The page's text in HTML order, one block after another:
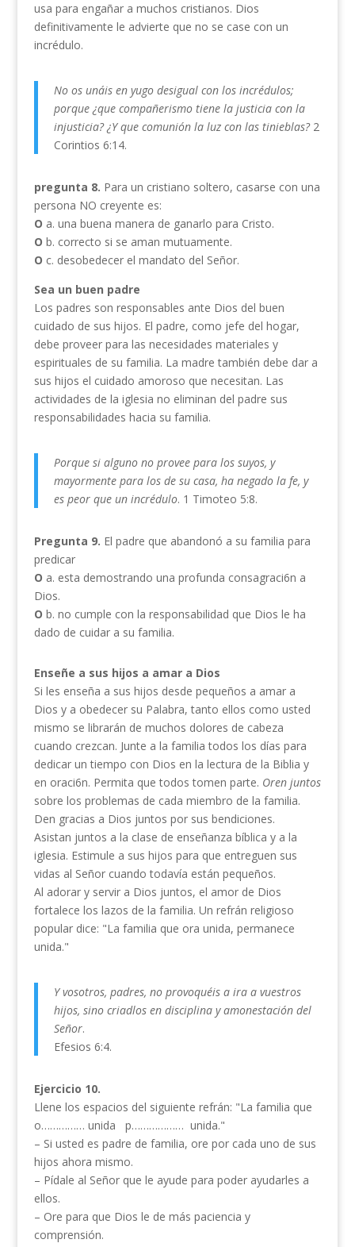
usa para engañar a muchos cristianos. Dios
definitivamente le advierte que no se case con un
incrédulo.
No os unáis en yugo desigual con los incrédulos;
porque ¿que compañerismo tiene la justicia con la
injusticia? ¿Y que comunión la luz con las tinieblas?2
Corintios 6:14.
pregunta 8. Para un cristiano soltero, casarse con una
persona NO creyente es:
O a. una buena manera de ganarlo para Cristo.
O b. correcto si se aman mutuamente.
O c. desobedecer el mandato del Señor.
Sea un buen padre
Los padres son responsables ante Dios del buen
cuidado de sus hijos. El padre, como jefe del hogar,
debe proveer para las necesidades materiales y
espirituales de su familia. La madre también debe dar a
sus hijos el cuidado amoroso que necesitan. Las
actividades de la iglesia no eliminan del padre sus
responsabilidades hacia su familia.
Porque si alguno no provee para los suyos, y
mayormente para los de su casa, ha negado la fe, y
es peor que un incrédulo. 1 Timoteo 5:8.
Pregunta 9. El padre que abandonó a su familia para
predicar
O a. esta demostrando una profunda consagraci6n a
Dios.
O b. no cumple con la responsabilidad que Dios le ha
dado de cuidar a su familia.
Enseñe a sus hijos a amar a Dios
Si les enseña a sus hijos desde pequeños a amar a
Dios y a obedecer su Palabra, tanto ellos como usted
mismo se librarán de muchos dolores de cabeza
cuando crezcan. Junte a la familia todos los días para
dedicar un tiempo con Dios en la lectura de la Biblia y
en oraci6n. Permita que todos tomen parte. Oren juntos
sobre los problemas de cada miembro de la familia.
Den gracias a Dios juntos por sus bendiciones.
Asistan juntos a la clase de enseñanza bíblica y a la
iglesia. Estimule a sus hijos para que entreguen sus
vidas al Señor cuando todavía están pequeños.
Al adorar y servir a Dios juntos, el amor de Dios
fortalece los lazos de la familia. Un refrán religioso
popular dice: "La familia que ora unida, permanece
unida."
Y vosotros, padres, no provoquéis a ira a vuestros
hijos, sino criadlos en disciplina y amonestación del
Señor.
Efesios 6:4.
Ejercicio 10.
Llene los espacios del siguiente refrán: "La familia que
o…………… unida p……………… unida."
– Si usted es padre de familia, ore por cada uno de sus
hijos ahora mismo.
– Pídale al Señor que le ayude para poder ayudarles a
ellos.
– Ore para que Dios le de más paciencia y
comprensión.